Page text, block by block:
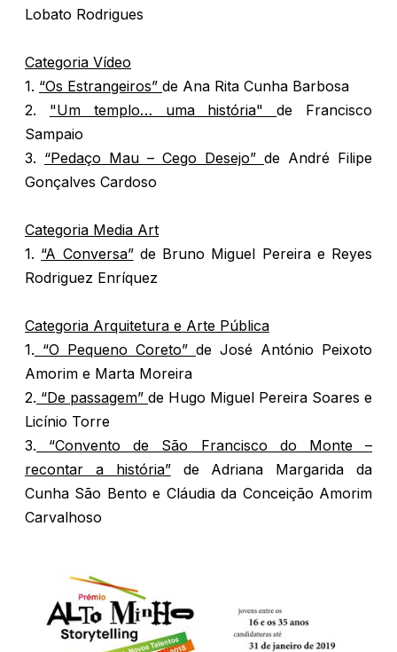
Lobato Rodrigues
Categoria Vídeo
1. “Os Estrangeiros” de Ana Rita Cunha Barbosa
2. "Um templo… uma história"de Francisco
Sampaio
3. “Pedaço Mau – Cego Desejo” de André Filipe
Gonçalves Cardoso
Categoria Media Art
1. “A Conversa”de Bruno Miguel Pereira e Reyes
Rodriguez Enríquez
Categoria Arquitetura e Arte Pública
1. “O Pequeno Coreto” de José António Peixoto
Amorim e Marta Moreira
2. “De passagem” de Hugo Miguel Pereira Soares e
Licínio Torre
3. “Convento de São Francisco do Monte –
recontar a história”de Adriana Margarida da
Cunha São Bento e Cláudia da Conceição Amorim
Carvalhoso